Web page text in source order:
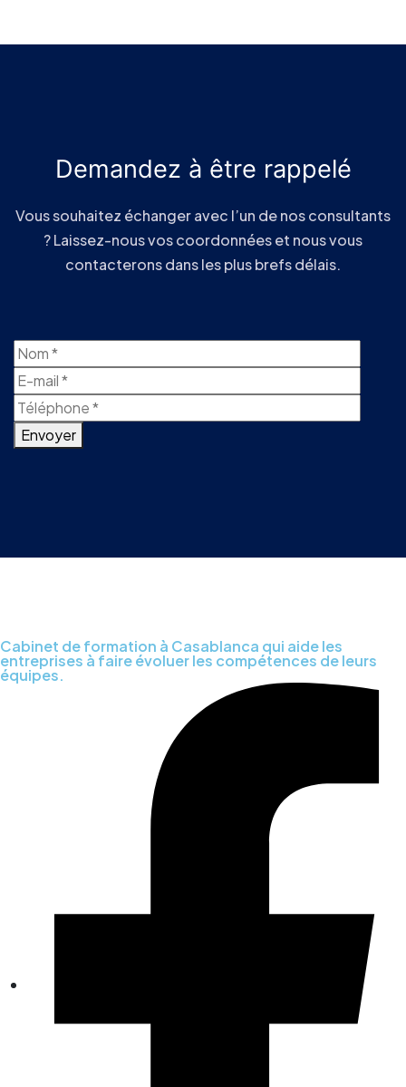
Demandez à être rappelé
Vous souhaitez échanger avec l’un de nos consultants
? Laissez-nous vos coordonnées et nous vous
contacterons dans les plus brefs délais.
Envoyer
Cabinet de formation à Casablanca qui aide les
entreprises à faire évoluer les compétences de leurs
équipes.